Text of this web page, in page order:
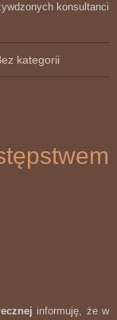
konsultanci
kategorii
informuję, że w